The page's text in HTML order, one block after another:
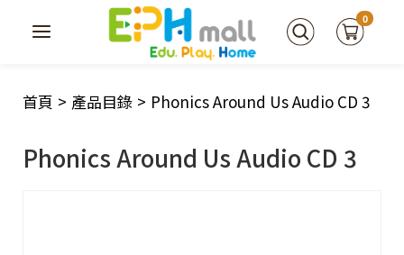
0
首頁 > 產品目錄 > Phonics Around Us Audio CD 3
Phonics Around Us Audio CD 3